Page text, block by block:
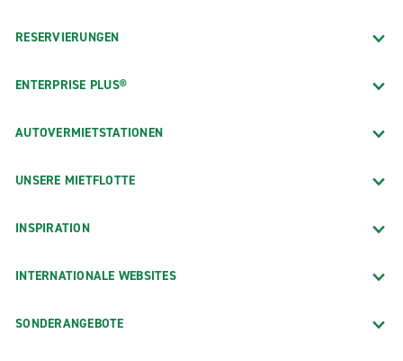
RESERVIERUNGEN
ENTERPRISE PLUS®
AUTOVERMIETSTATIONEN
UNSERE MIETFLOTTE
INSPIRATION
INTERNATIONALE WEBSITES
SONDERANGEBOTE